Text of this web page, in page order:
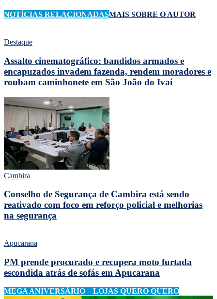
NOTÍCIAS RELACIONADASMAIS SOBRE O AUTOR
Destaque
Assalto cinematográfico: bandidos armados e
encapuzados invadem fazenda, rendem moradores e
roubam caminhonete em São João do Ivaí
Cambira
Conselho de Segurança de Cambira está sendo
reativado com foco em reforço policial e melhorias
na segurança
Apucarana
PM prende procurado e recupera moto furtada
escondida atrás de sofás em Apucarana
MEGA ANIVERSÁRIO – LOJAS QUERO QUERO